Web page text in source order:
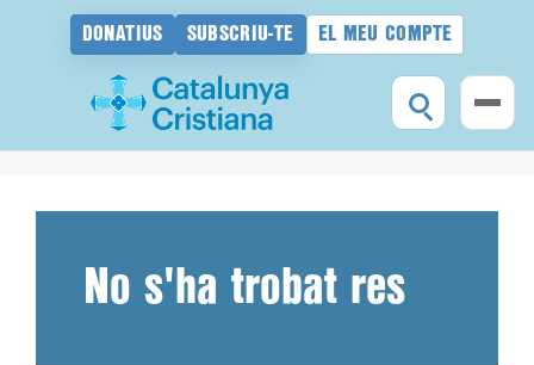
DONATIUS SUBSCRIU-TE EL MEU COMPTE
No s'ha trobat res